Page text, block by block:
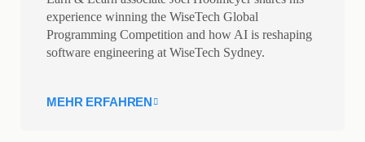
experience winning the WiseTech Global
Programming Competition and how AI is reshaping
software engineering at WiseTech Sydney.
MEHR ERFAHREN